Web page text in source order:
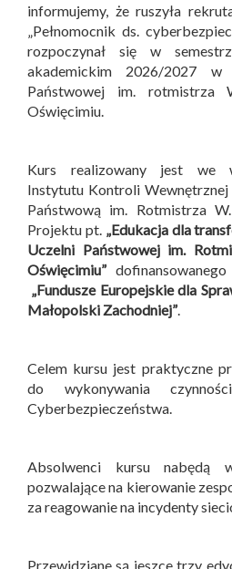
informujemy, że ruszyła
„Pełnomocnik ds.
rozpoczynał się w
akademickim 2026/2027 w
Państwowej im. rotmistrza
Oświęcimiu.
Kurs realizowany jest we
Instytutu Kontroli
Państwową im. Rotmistrza
Projektu pt. „Edukacja dla
Uczelni Państwowej im.
Oświęcimiu”
„Fundusze Europejskie dla
Małopolski Zachodniej”.
Celem kursu jest praktyczne
do wykonywania
Cyberbezpieczeństwa.
Absolwenci kursu nabędą
pozwalające na kierowanie
za reagowanie na incydenty
Przewidziane są jeszce trzy